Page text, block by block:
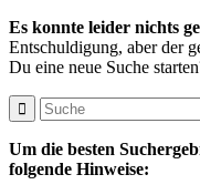
Es konnte leider nichts
Entschuldigung, aber der
Du eine neue Suche
Um die besten
folgende Hinweise: